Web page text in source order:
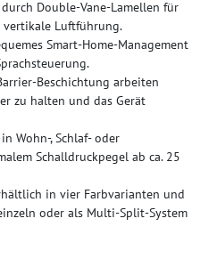
Double‑Vane-Lamellen für
Luftführung.
Smart‑Home‑Management
arbeiten
zu halten und das Gerät
Wohn-, Schlaf- oder
Schalldruckpegel ab ca. 25
in vier Farbvarianten und
oder als Multi‑Split‑System